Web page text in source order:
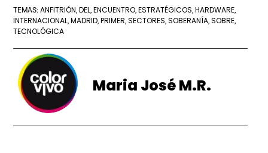
TEMAS:ANFITRIÓN ,DEL ,ENCUENTRO ,ESTRATÉGICOS ,HARDWARE
INTERNACIONAL ,MADRID ,PRIMER ,SECTORES ,SOBERANÍA ,SOBRE
TECNOLÓGICA
Maria José M.R.